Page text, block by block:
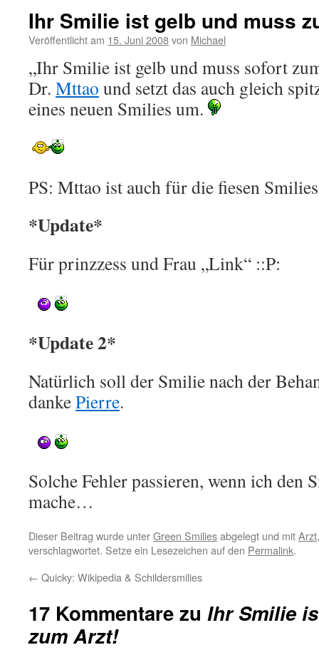
Ihr Smilie ist gelb und muss
Veröffentlicht am 15. Juni 2008von Michael
„Ihr Smilie ist gelb und muss sofort
Dr. Mttao und setzt das auch gleich
eines neuen Smilies um.
PS: Mttao ist auch für die fiesen
*Update*
Für prinzzess und Frau „Link“ ::P:
*Update 2*
Natürlich soll der Smilie nach der
dankePierre.
Solche Fehler passieren, wenn ich den
mache…
Dieser Beitrag wurde unterGreen Smiliesabgelegt und mitArzt
verschlagwortet. Setze ein Lesezeichen auf den Permalink.
← Quicky: Wikipedia & Schildersmilies
17 Kommentare zu Ihr Smilie
zum Arzt!